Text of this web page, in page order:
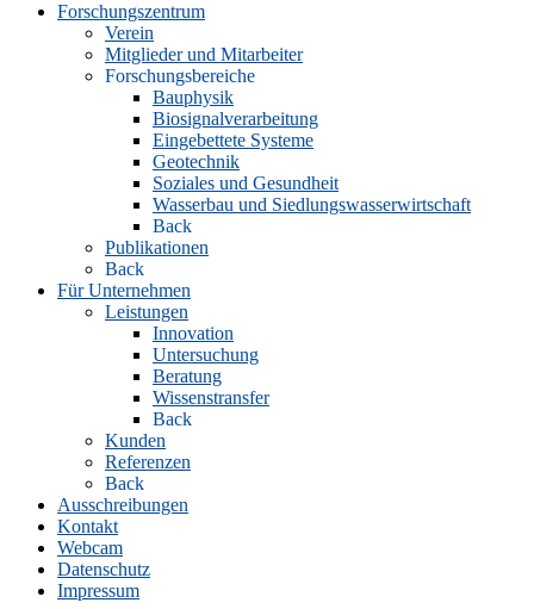
Forschungszentrum
Verein
Mitglieder und Mitarbeiter
Forschungsbereiche
Bauphysik
Biosignalverarbeitung
Eingebettete Systeme
Geotechnik
Soziales und Gesundheit
Wasserbau und Siedlungswasserwirtschaft
Back
Publikationen
Back
Für Unternehmen
Leistungen
Innovation
Untersuchung
Beratung
Wissenstransfer
Back
Kunden
Referenzen
Back
Ausschreibungen
Kontakt
Webcam
Datenschutz
Impressum